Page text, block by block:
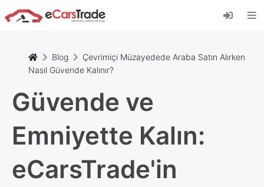
eCarsTrade web uygulamasını yükleyin, Ana
Ekranınıza ekleyin ve anında güncellemeler alın.
Blog
Çevrimiçi Müzayedede Araba Satın Alırken
Nasıl Güvende Kalınır?
Güvende ve
Emniyette Kalın:
eCarsTrade'in